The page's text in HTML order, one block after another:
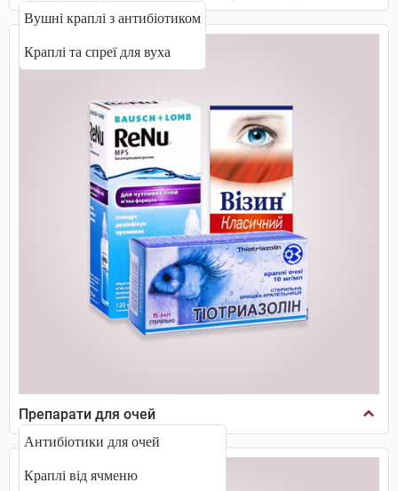
Вушні краплі з антибіотиком
Краплі та спреї для вуха
Препарати для очей
Антибіотики для очей
Краплі від ячменю